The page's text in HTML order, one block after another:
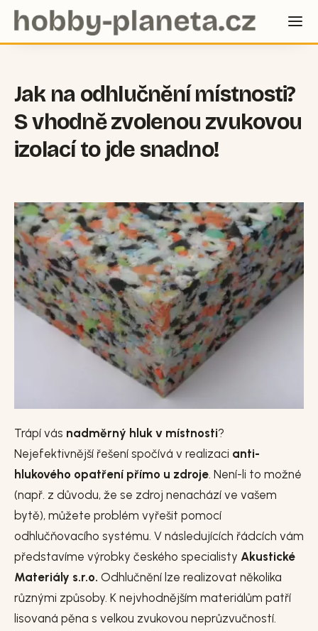
Jak na odhlučnění místnosti?
S vhodně zvolenou zvukovou
izolací to jde snadno!
Trápí vás nadměrný hluk v místnosti?
Nejefektivnější řešení spočívá v realizaci anti-
hlukového opatření přímo u zdroje. Není-li to možné
(např. z důvodu, že se zdroj nenachází ve vašem
bytě), můžete problém vyřešit pomocí
odhlučňovacího systému. V následujících řádcích vám
představíme výrobky českého specialisty Akustické
Materiály s.r.o. Odhlučnění lze realizovat několika
různými způsoby. K nejvhodnějším materiálům patří
lisovaná pěna s velkou zvukovou neprůzvučností.